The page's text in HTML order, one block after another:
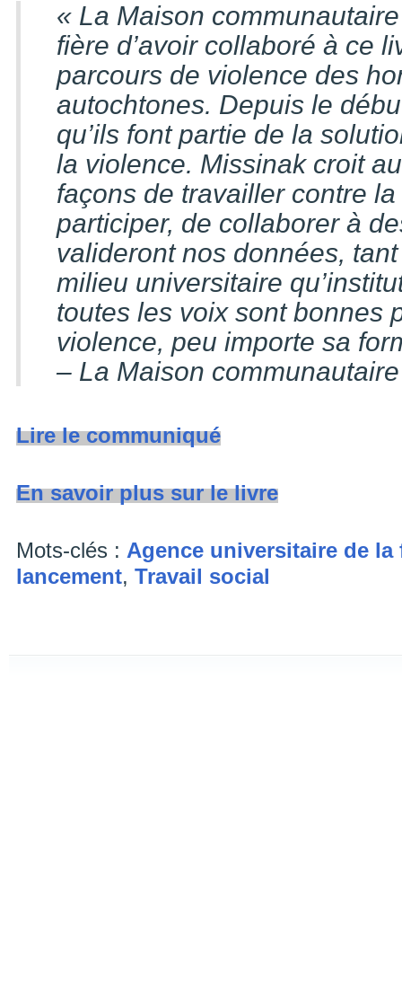
« La Maison
fière d’avoir collaboré à ce
parcours de violence des
autochtones. Depuis le
qu’ils font partie de la
la violence. Missinak croit
façons de travailler contre
participer, de collaborer à
valideront nos données,
milieu universitaire
toutes les voix sont bonnes
violence, peu importe sa
– La Maison
Lire le communiqué
En savoir plus sur le livre
Mots-clés : Agence universitaire de
lancement, Travail social